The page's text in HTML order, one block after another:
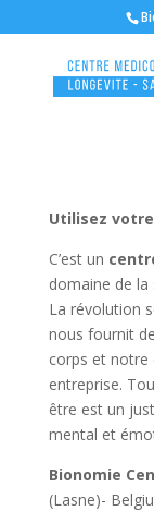
Utilisez
C’est un
domaine de la
La révolution
nous fournit
corps et notre
entreprise.
être est un
mental et
Bionomie
(Lasne)-